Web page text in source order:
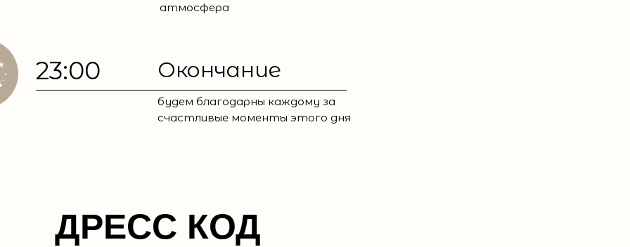
атмосфера
23:00 Окончание
будем благодарны каждому за
счастливые моменты этого дня
ДРЕСС КОД